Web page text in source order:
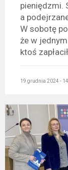
pieniędzmi.
a
W sobotę
że w
ktoś
19 grudnia 2024 -